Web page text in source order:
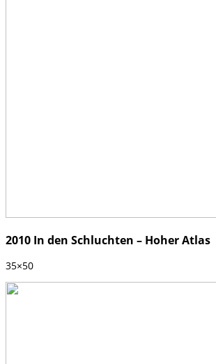
2010 In den Schluchten – Hoher Atlas
35×50